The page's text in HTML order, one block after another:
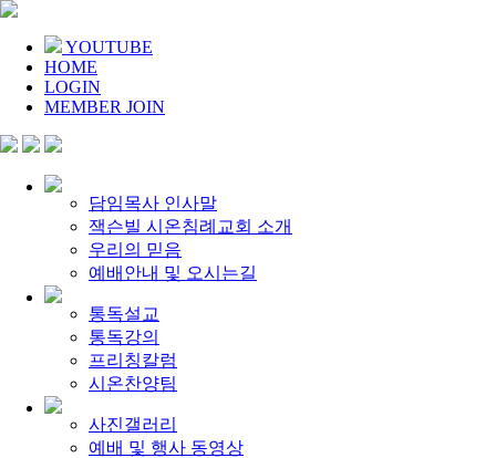
YOUTUBE
HOME
LOGIN
MEMBER JOIN
담임목사 인사말
잭슨빌 시온침례교회 소개
우리의 믿음
예배안내 및 오시는길
통독설교
통독강의
프리칭칼럼
시온찬양팀
사진갤러리
예배 및 행사 동영상